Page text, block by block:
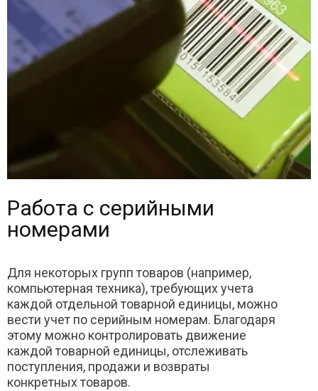
Работа с серийными
номерами
Для некоторых групп товаров (например,
компьютерная техника), требующих учета
каждой отдельной товарной единицы, можно
вести учет по серийным номерам. Благодаря
этому можно контролировать движение
каждой товарной единицы, отслеживать
поступления, продажи и возвраты
конкретных товаров.